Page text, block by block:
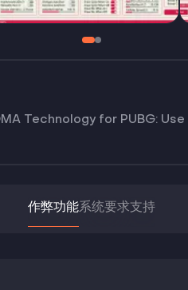
Technology for PUBG:
作弊功能系统要求支持